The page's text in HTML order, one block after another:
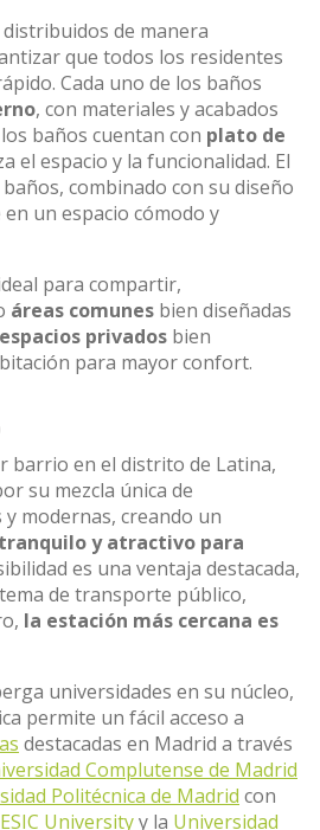
de manera
que todos los residentes
Cada uno de los baños
, con materiales y acabados
baños cuentan con plato de
el espacio y la funcionalidad. El
combinado con su diseño
un espacio cómodo y
para compartir,
áreas comunes bien diseñadas
espacios privados bien
para mayor confort.
barrio en el distrito de Latina,
su mezcla única de
modernas, creando un
y atractivo para
es una ventaja destacada,
de transporte público,
la estación más cercana es
universidades en su núcleo,
permite un fácil acceso a
destacadas en Madrid a través
Complutense de Madrid
Politécnica de Madrid con
ESIC Universityy la Universidad